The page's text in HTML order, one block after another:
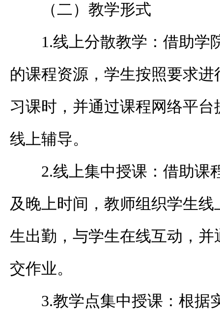
（二）教学形式
1.线上分散教学：借助学
的课程资源，学生按照要求
习课时，并通过课程网络平
线上辅导。
2.线上集中授课：借助课
及晚上时间，教师组织学生
生出勤，与学生在线互动，
交作业。
3.教学点集中授课：根据